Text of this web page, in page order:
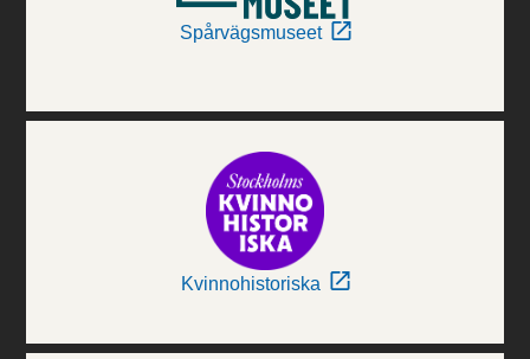
Spårvägsmuseet
Kvinnohistoriska